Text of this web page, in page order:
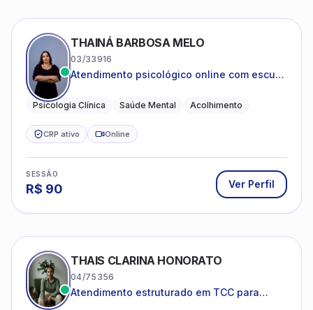
THAINÁ BARBOSA MELO
03/33916
Atendimento psicológico online com escuta
emocional
Psicologia Clínica Saúde Mental Acolhimento
CRP ativo Online
SESSÃO
R$ 90 Ver Perfil
THAIS CLARINA HONORATO
04/75356
Atendimento estruturado em TCC para